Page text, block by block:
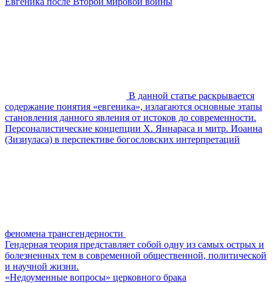
В данной статье раскрывается
содержание понятия «евгеника», излагаются основные этапы
становления данного явления от истоков до современности.
Персоналистические концепции Х. Яннараса и митр. Иоанна
(Зизиуласа) в перспективе богословских интерпретаций
феномена трансгендерности
Гендерная теория представляет собой одну из самых острых и
болезненных тем в современной общественной, политической
и научной жизни.
«Недоуменные вопросы» церковного брака